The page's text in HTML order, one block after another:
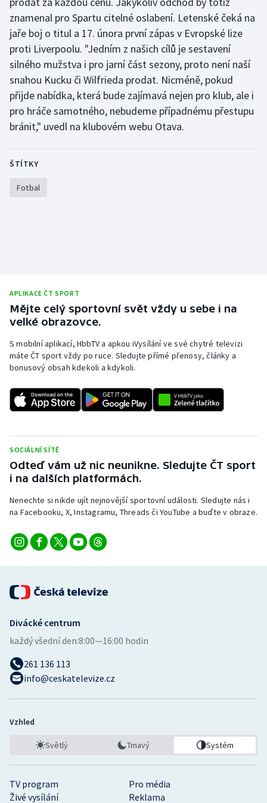
Stolní tenis
Triatlon
Veslování
Vodní slalom
Volejbal
znamenal pro Spartu citelné oslabení. Letenské čeká na
jaře boj o titul a 17. února první zápas v Evropské lize
proti Liverpoolu. "Jedním z našich cílů je sestavení
silného mužstva i pro jarní část sezony, proto není naší
snahou Kucku či Wilfrieda prodat. Nicméně, pokud
přijde nabídka, která bude zajímavá nejen pro klub, ale i
pro hráče samotného, nebudeme případnému přestupu
bránit," uvedl na klubovém webu Otava.
ŠTÍTKY
Fotbal
APLIKACE ČT SPORT
Mějte celý sportovní svět vždy u sebe i na
velké obrazovce.
S mobilní aplikací, HbbTV a apkou iVysílání ve své chytré televizi
máte ČT sport vždy po ruce. Sledujte přímé přenosy, články a
bonusový obsah kdekoli a kdykoli.
SOCIÁLNÍ SÍTĚ
Odteď vám už nic neunikne. Sledujte ČT sport
i na dalších platformách.
Nenechte si nikde ujít nejnovější sportovní události. Sledujte nás i
na Facebooku, X, Instagramu, Threads či YouTube a buďte v obraze.
TV program
Pro média
Živé vysílání
Reklama
Divácké centrum
každý všední den:8:00—16:00 hodin
261 136 113
info@ceskatelevize.cz
Vzhled
Světlý Tmavý Systém